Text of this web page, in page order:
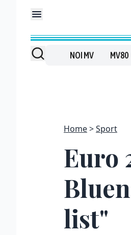
NOI MV MV80
Home Sport
Euro
list"